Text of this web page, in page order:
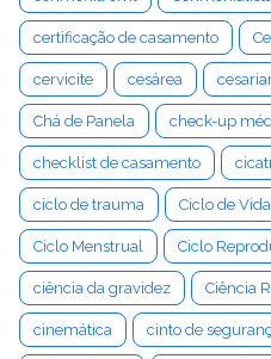
certificação de casamento
cervicite cesárea
Chá de Panela check-up
checklist de casamento
ciclo de trauma Ciclo de Vida
Ciclo Menstrual Ciclo
ciência da gravidez Ciência
cinemática cinto de